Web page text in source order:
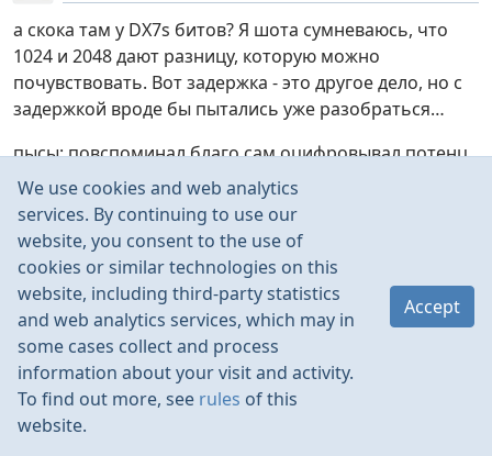
а скока там у DX7s битов? Я шота сумневаюсь, что
1024 и 2048 дают разницу, которую можно
почувствовать. Вот задержка - это другое дело, но с
задержкой вроде бы пытались уже разобраться…
пысы: повспоминал благо сам оцифровывал потенц.
1024 - это 10 бит. Для китайского говнопотенца 10
бит по - моему было норм, больше - бессмысленно.
Нормальный - ну да, допускаю, что 11 бит ( 2048 )
еще можно почувствовать. Но 12 ( 4096 ) - это уже
скорее фантастика…
тут скорее в задержке собака порылась…
shvion
We use cookies and web analytics
services. By continuing to use our
website, you consent to the use of
cookies or similar technologies on this
website, including third-party statistics
and web analytics services, which may in
some cases collect and process
information about your visit and activity.
To find out more, see rules of this
website.
Accept